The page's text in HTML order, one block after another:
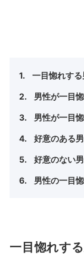
一目惚れす
男性が一目
男性が一目
好意のある
好意のない
男性の一目
一目惚れす